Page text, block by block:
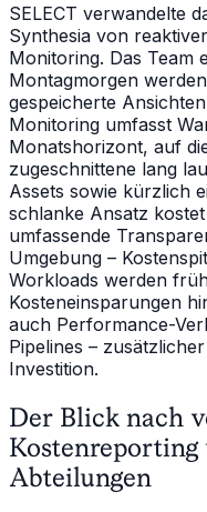
SELECT verwandelte
Synthesia von
Monitoring. Das Team
Montagmorgen
gespeicherte
Monitoring umfasst
Monatshorizont, auf
zugeschnittene lang
Assets sowie kürzlich
schlanke Ansatz
umfassende
Umgebung –
Workloads werden
Kosteneinsparungen
auch Performance-
Pipelines –
Investition.
Der Blick nach
Kostenreporting
Abteilungen